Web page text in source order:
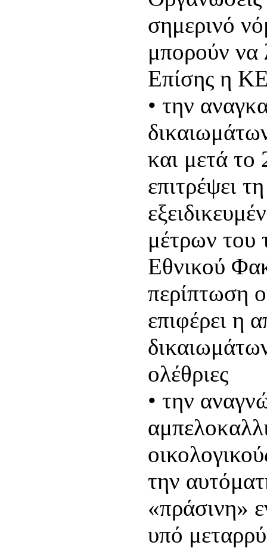
σημερινό
μπορούν να
Επίσης η
• την
και μετά το
επιτρέψει
μέτρων του
Εθνικού
περίπτωση
επιφέρει η
ολέθριες
• την
την
«πράσινη»
υπό